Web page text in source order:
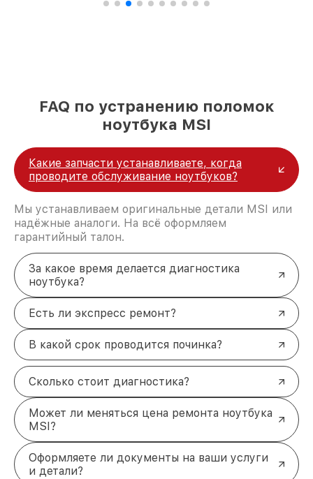
FAQ по устранению поломок
ноутбука MSI
Какие запчасти устанавливаете, когда
проводите обслуживание ноутбуков?
Мы устанавливаем оригинальные детали MSI или
надёжные аналоги. На всё оформляем
гарантийный талон.
За какое время делается диагностика
ноутбука?
Есть ли экспресс ремонт?
В какой срок проводится починка?
Сколько стоит диагностика?
Может ли меняться цена ремонта ноутбука
MSI?
Оформляете ли документы на ваши услуги
и детали?